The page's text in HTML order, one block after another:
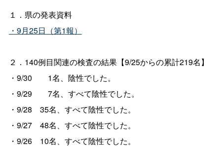
１．県の発表資料
・9月25日（第1報）
２．140例目関連の検査の結果【9/25からの累計219名】
・9/30 1名、陰性でした。
・9/29 7名、すべて陰性でした。
・9/28 35名、すべて陰性でした。
・9/27 48名、すべて陰性でした。
・9/26 10名、すべて陰性でした。